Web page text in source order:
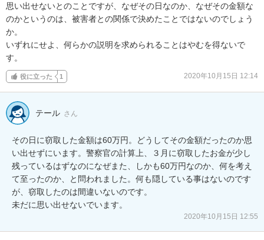
思い出せないとのことですが、なぜその日なのか、なぜその金額な
のかというのは、被害者との関係で決めたことではないのでしょう
か。
いずれにせよ、何らかの説明を求められることはやむを得ないで
す。
役に立った 1 2020年10月15日 12:14
テール さん
その日に窃取した金額は60万円。どうしてその金額だったのか思
い出せずにいます。警察官の計算上、３月に窃取したお金が少し
残っているはずなのになぜまた、しかも60万円なのか、何を考え
て至ったのか、と問われました。何も隠している事はないのです
が、窃取したのは間違いないのです。
未だに思い出せないでいます。
2020年10月15日 12:55